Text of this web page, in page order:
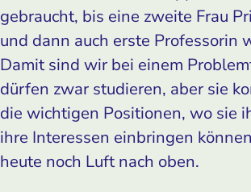
gebraucht, bis eine zweite Frau
und dann auch erste Professorin
Damit sind wir bei einem
dürfen zwar studieren, aber sie
die wichtigen Positionen, wo sie
ihre Interessen einbringen
heute noch Luft nach oben.